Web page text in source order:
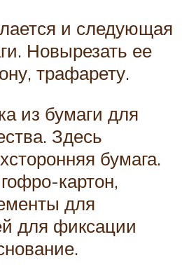
и следующая
Новырезать ее
трафарету.
из бумаги для
Здесь
бумага.
картон,
для
для фиксации